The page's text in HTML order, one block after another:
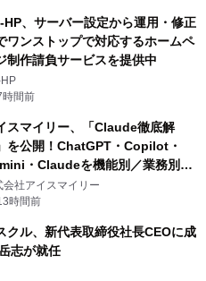
HP、サーバー設定から運用・修正
ワンストップで対応するホームペ
制作請負サービスを提供中
時間前
スマイリー、「Claude徹底解
を公開！ChatGPT・Copilot・
・Claudeを機能別／業務別に
―自社に合う生成AIの選び方がわ
実践ガイド
会社アイスマイリー
時間前
クル、新代表取締役社長CEOに成
志が就任